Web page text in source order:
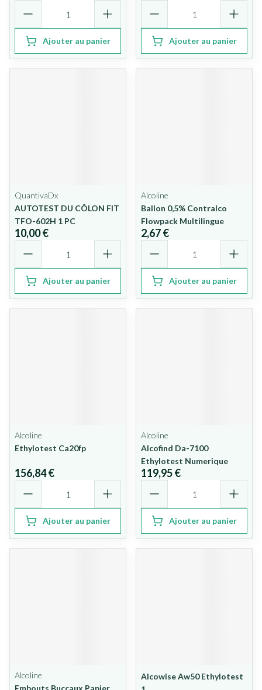
Ajouter au panier Ajouter au panier
QuantivaDx
AUTOTEST DU CÔLON FIT
TFO-602H 1 PC
10,00 €
Ajouter au panier
Alcoline
Ballon 0,5% Contralco
Flowpack Multilingue
2,67 €
Ajouter au panier
Alcoline
Ethylotest Ca20fp
156,84 €
Ajouter au panier
Alcoline
Alcofind Da-7100
Ethylotest Numerique
119,95 €
Ajouter au panier
Alcoline
Embouts Buccaux Papier
Alcowise Aw50 Ethylotest